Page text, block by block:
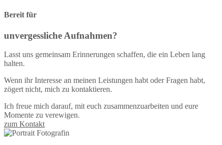
Bereit für
unvergessliche Aufnahmen?
Lasst uns gemeinsam Erinnerungen schaffen, die ein Leben lang
halten.
Wenn ihr Interesse an meinen Leistungen habt oder Fragen habt,
zögert nicht, mich zu kontaktieren.
Ich freue mich darauf, mit euch zusammenzuarbeiten und eure
Momente zu verewigen.
zum Kontakt